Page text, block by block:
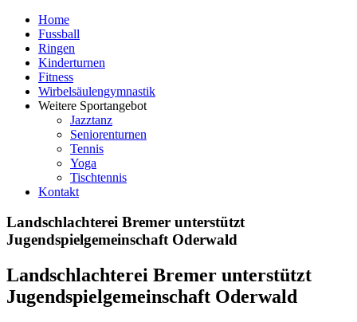
Home
Fussball
Ringen
Kinderturnen
Fitness
Wirbelsäulengymnastik
Weitere Sportangebot
Jazztanz
Seniorenturnen
Tennis
Yoga
Tischtennis
Kontakt
Landschlachterei Bremer unterstützt
Jugendspielgemeinschaft Oderwald
Landschlachterei Bremer unterstützt
Jugendspielgemeinschaft Oderwald